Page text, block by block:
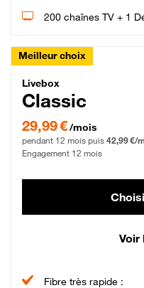
200 chaînes TV + 1
Meilleur choix
Livebox
Livebox
Classic
29,99 € par mois pendant 12
29,99 €/mois
pendant 12 mois puis 42,99 €/
Engagement 12 mois
Voir
Fibre très rapide :